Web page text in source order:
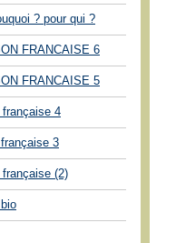
? pour qui ?
FRANCAISE 6
FRANCAISE 5
française 4
3
(2)